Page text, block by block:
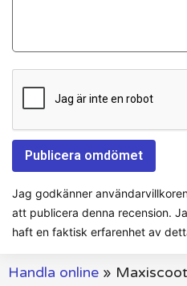
Jag godkänner
att publicera denna recension.
haft en faktisk erfarenhet av
Handla online » Maxiscoot